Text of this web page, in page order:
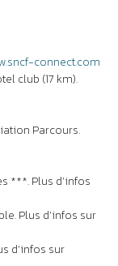
Plus d’infos sur
sur
ne convient pas
25 août 1995).